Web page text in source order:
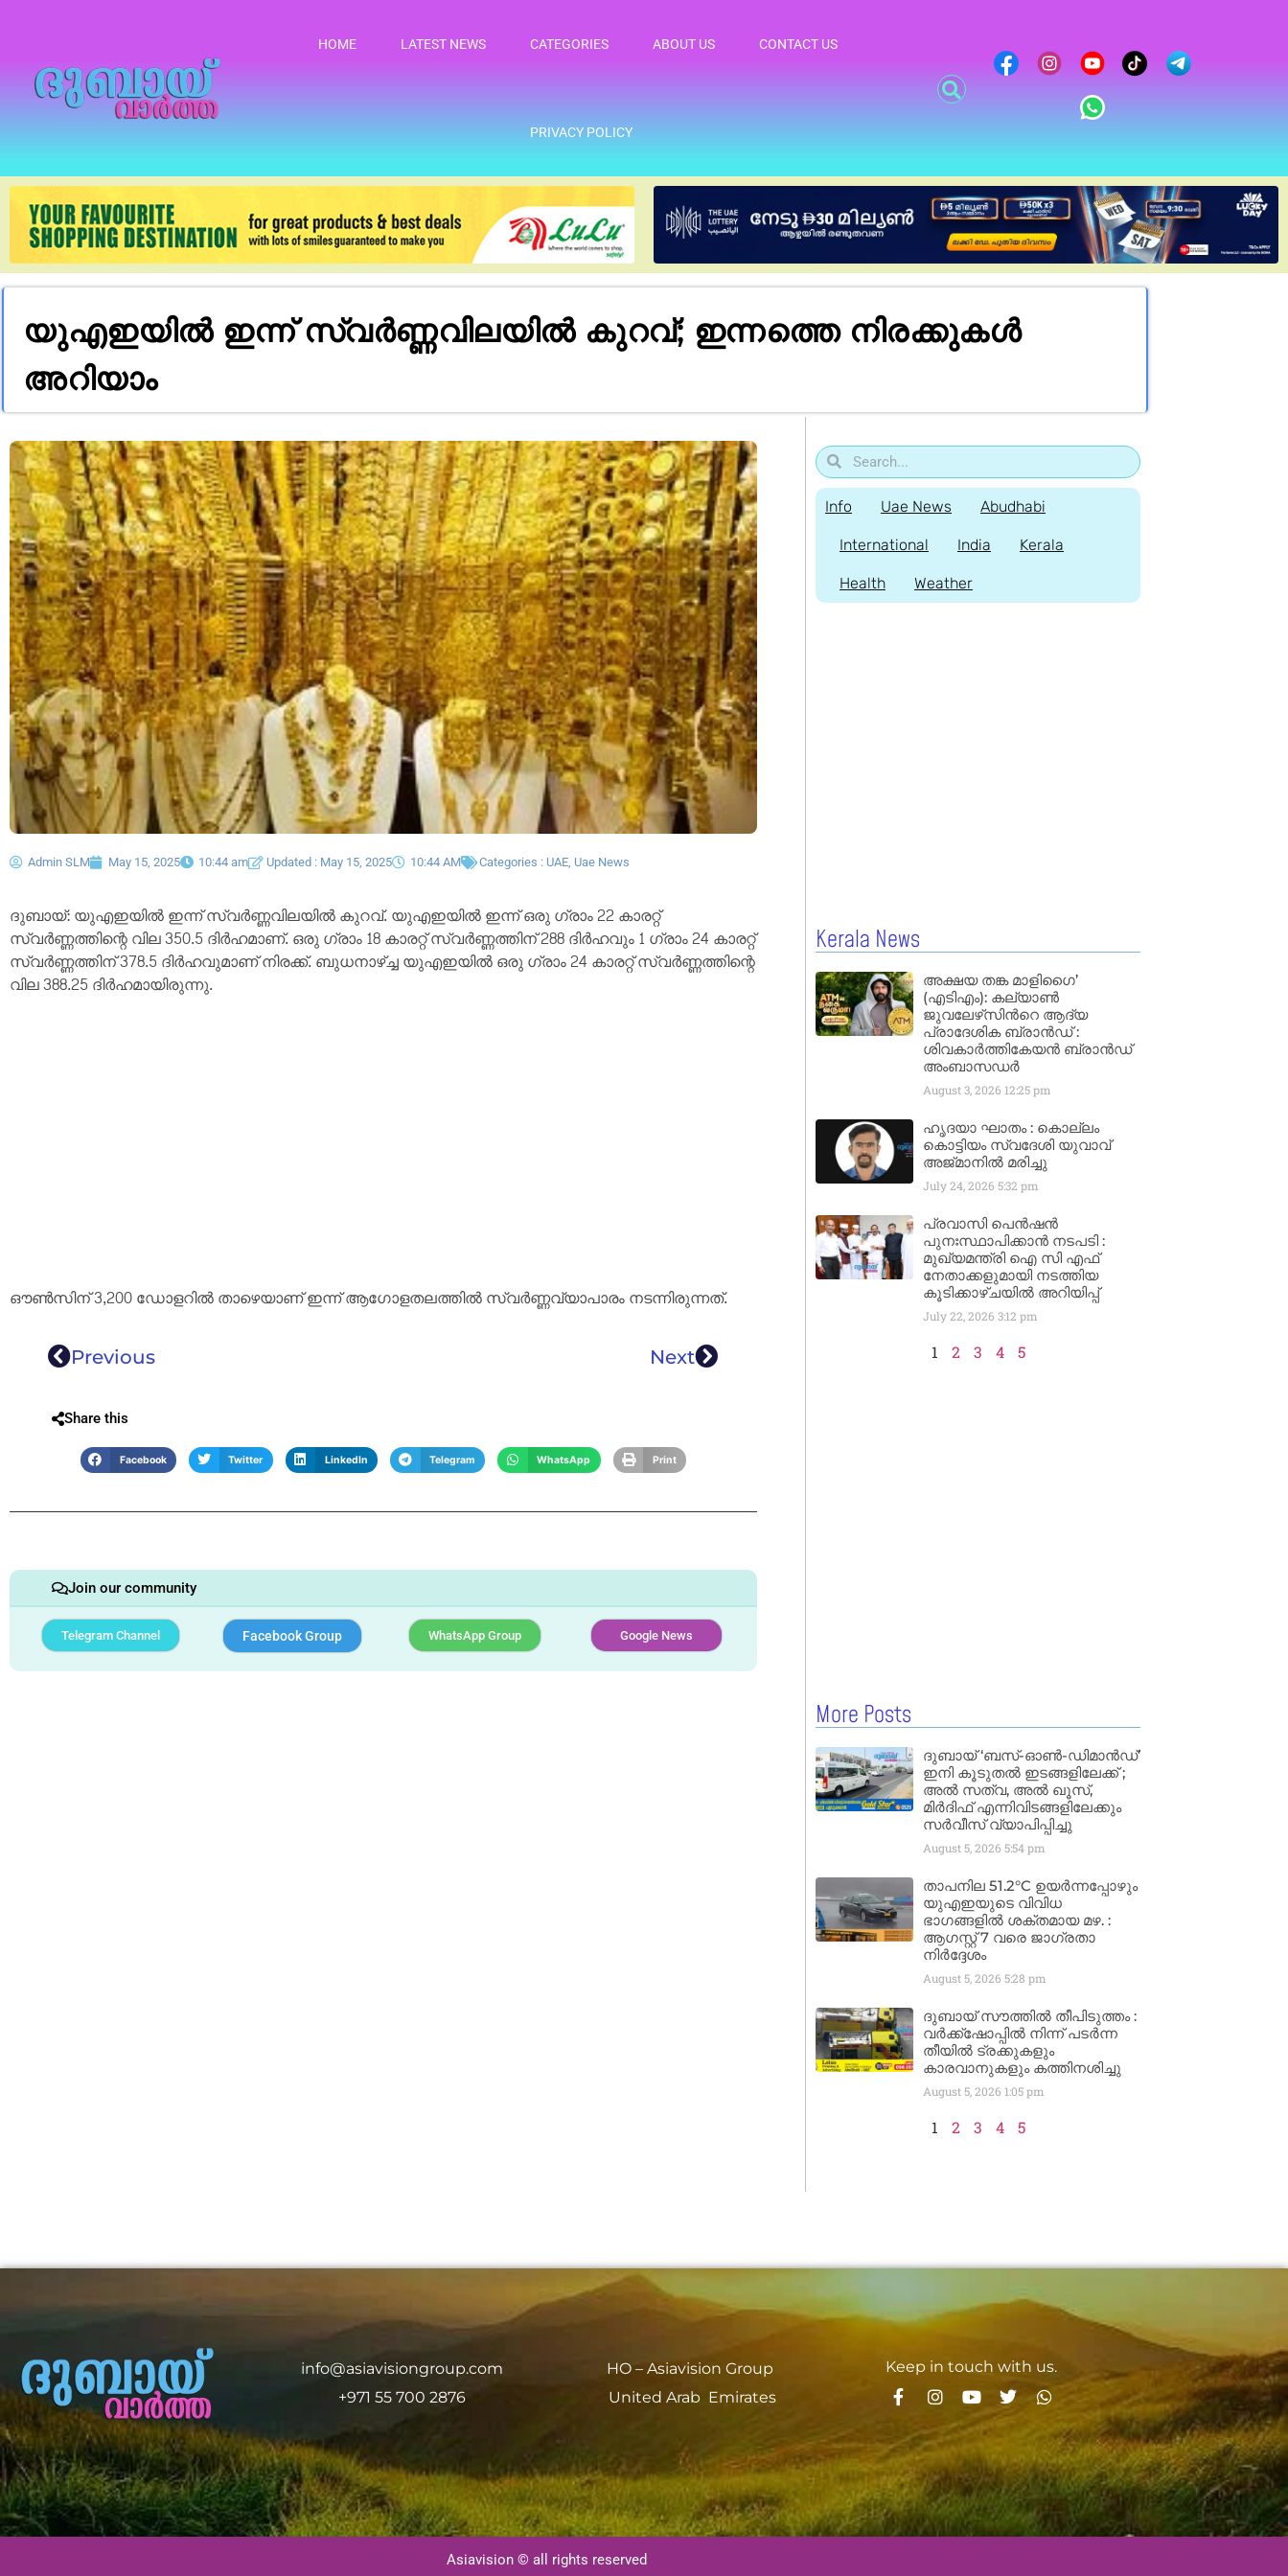
HOME LATEST NEWS CATEGORIES ABOUT US CONTACT US
PRIVACY POLICY
യുഎഇയിൽ ഇന്ന് സ്വർണ്ണവിലയിൽ കുറവ്; ഇന്നത്തെ നിരക്കുകൾ
അറിയാം
Admin SLM May 15, 2025 10:44 am Updated : May 15, 2025 10:44 AM Categories : UAE, Uae News
ദുബായ്: യുഎഇയിൽ ഇന്ന് സ്വർണ്ണവിലയിൽ കുറവ്. യുഎഇയിൽ ഇന്ന് ഒരു ഗ്രാം 22 കാരറ്റ്
സ്വർണ്ണത്തിന്റെ വില 350.5 ദിർഹമാണ്. ഒരു ഗ്രാം 18 കാരറ്റ് സ്വർണ്ണത്തിന് 288 ദിർഹവും 1 ഗ്രാം 24 കാരറ്റ്
സ്വർണ്ണത്തിന് 378.5 ദിർഹവുമാണ് നിരക്ക്. ബുധനാഴ്ച്ച യുഎഇയിൽ ഒരു ഗ്രാം 24 കാരറ്റ് സ്വർണ്ണത്തിന്റെ
വില 388.25 ദിർഹമായിരുന്നു.
ഔൺസിന് 3,200 ഡോളറിൽ താഴെയാണ് ഇന്ന് ആഗോളതലത്തിൽ സ്വർണ്ണവ്യാപാരം നടന്നിരുന്നത്.
Previous Next
Share this
Facebook Twitter LinkedIn Telegram WhatsApp Print
Join our community
Telegram Channel Facebook Group WhatsApp Group Google News
Info Uae News Abudhabi
International India Kerala
Health Weather
Kerala News
അക്ഷയ തങ്ക മാളിഗൈ’
(എടിഎം): കല്യാണ്‍
ജുവലേഴ്‌സിന്‍റെ ആദ്യ
പ്രാദേശിക ബ്രാന്‍ഡ് :
ശിവകാര്‍ത്തികേയന്‍ ബ്രാന്‍ഡ്
അംബാസഡര്‍
August 3, 2026 12:25 pm
ഹൃദയാ ഘാതം : കൊല്ലം
കൊട്ടിയം സ്വദേശി യുവാവ്
അജ്മാനിൽ മരിച്ചു
July 24, 2026 5:32 pm
പ്രവാസി പെൻഷൻ
പുനഃസ്ഥാപിക്കാൻ നടപടി :
മുഖ്യമന്ത്രി ഐ സി എഫ്
നേതാക്കളുമായി നടത്തിയ
കൂടിക്കാഴ്ചയിൽ അറിയിപ്പ്
July 22, 2026 3:12 pm
1 2 3 4 5
More Posts
ദുബായ് ‘ബസ്-ഓൺ-ഡിമാൻഡ്’
ഇനി കൂടുതൽ ഇടങ്ങളിലേക്ക് ;
അൽ സത്വ, അൽ ഖൂസ്,
മിർദിഫ് എന്നിവിടങ്ങളിലേക്കും
സർവീസ് വ്യാപിപ്പിച്ചു
August 5, 2026 5:54 pm
താപനില 51.2°C ഉയർന്നപ്പോഴും
യുഎഇയുടെ വിവിധ
ഭാഗങ്ങളിൽ ശക്തമായ മഴ. :
ആഗസ്റ്റ് 7 വരെ ജാഗ്രതാ
നിർദ്ദേശം
August 5, 2026 5:28 pm
ദുബായ് സൗത്തിൽ തീപിടുത്തം :
വർക്ക്‌ഷോപ്പിൽ നിന്ന് പടർന്ന
തീയിൽ ട്രക്കുകളും
കാരവാനുകളും കത്തിനശിച്ചു
August 5, 2026 1:05 pm
1 2 3 4 5
info@asiavisiongroup.com
+971 55 700 2876
HO – Asiavision Group
United Arab Emirates
Keep in touch with us.
Asiavision © all rights reserved